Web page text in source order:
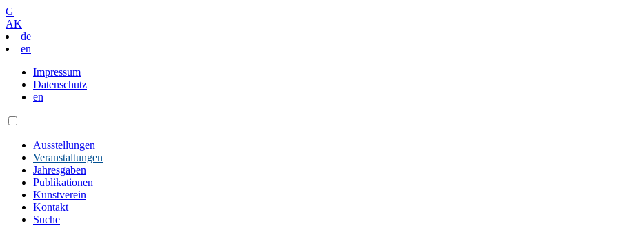
G
AK
de
en
Impressum
Datenschutz
en
Ausstellungen
Veranstaltungen
Jahresgaben
Publikationen
Kunstverein
Kontakt
Suche